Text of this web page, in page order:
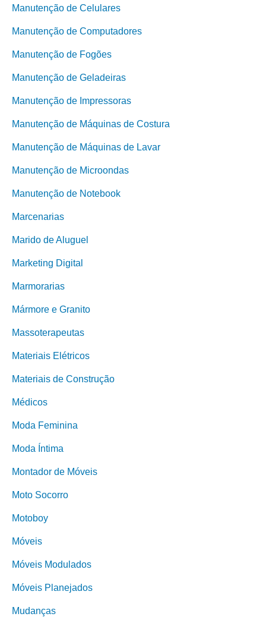
Manutenção de Celulares
Manutenção de Computadores
Manutenção de Fogões
Manutenção de Geladeiras
Manutenção de Impressoras
Manutenção de Máquinas de Costura
Manutenção de Máquinas de Lavar
Manutenção de Microondas
Manutenção de Notebook
Marcenarias
Marido de Aluguel
Marketing Digital
Marmorarias
Mármore e Granito
Massoterapeutas
Materiais Elétricos
Materiais de Construção
Médicos
Moda Feminina
Moda Íntima
Montador de Móveis
Moto Socorro
Motoboy
Móveis
Móveis Modulados
Móveis Planejados
Mudanças